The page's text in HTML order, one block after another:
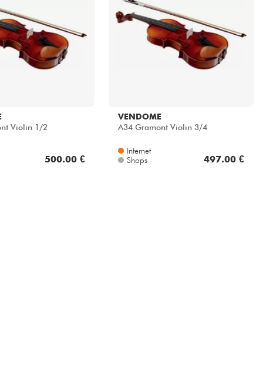
Violin 1/2
500.00 €
VENDOME
A34 Gramont Violin 3/4
Internet
Shops
497.00 €